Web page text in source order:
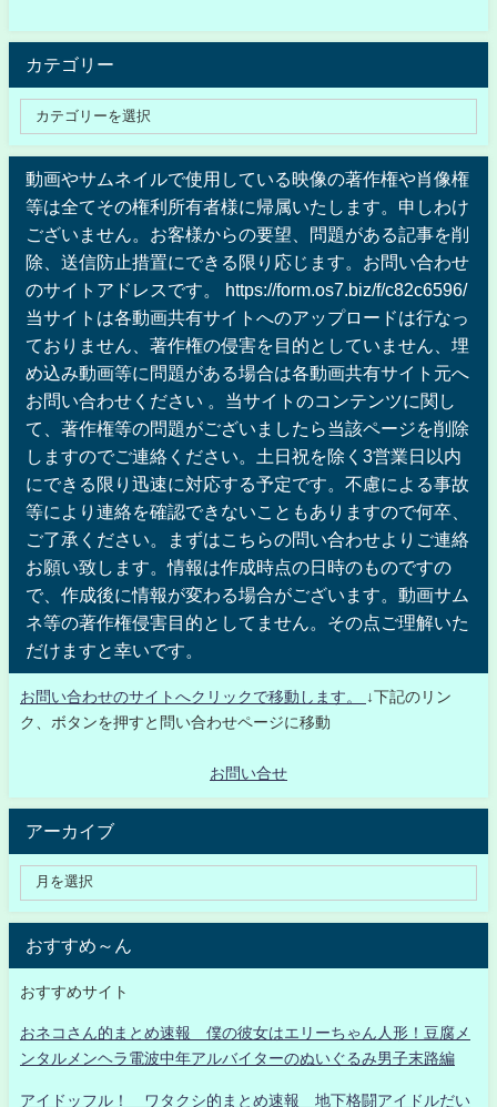
カテゴリー
動画やサムネイルで使用している映像の著作権や肖像権
等は全てその権利所有者様に帰属いたします。申しわけ
ございません。お客様からの要望、問題がある記事を削
除、送信防止措置にできる限り応じます。お問い合わせ
のサイトアドレスです。 https://form.os7.biz/f/c82c6596/
当サイトは各動画共有サイトへのアップロードは行なっ
ておりません、著作権の侵害を目的としていません、埋
め込み動画等に問題がある場合は各動画共有サイト元へ
お問い合わせください 。当サイトのコンテンツに関し
て、著作権等の問題がございましたら当該ページを削除
しますのでご連絡ください。土日祝を除く3営業日以内
にできる限り迅速に対応する予定です。不慮による事故
等により連絡を確認できないこともありますので何卒、
ご了承ください。まずはこちらの問い合わせよりご連絡
お願い致します。情報は作成時点の日時のものですの
で、作成後に情報が変わる場合がございます。動画サム
ネ等の著作権侵害目的としてません。その点ご理解いた
だけますと幸いです。
お問い合わせのサイトへクリックで移動します。
↓下記のリン
ク、ボタンを押すと問い合わせページに移動
お問い合せ
アーカイブ
おすすめ～ん
おすすめサイト
おネコさん的まとめ速報 僕の彼女はエリーちゃん人形！豆腐メ
ンタルメンヘラ電波中年アルバイターのぬいぐるみ男子末路編
アイドッフル！ ワタクシ的まとめ速報 地下格闘アイドルだい